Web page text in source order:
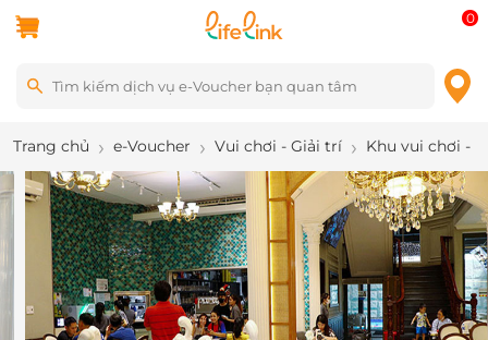
0
Trang chủ e-Voucher Vui chơi - Giải trí Khu vui chơi -